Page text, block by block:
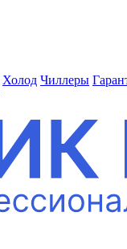
Холод Чиллеры